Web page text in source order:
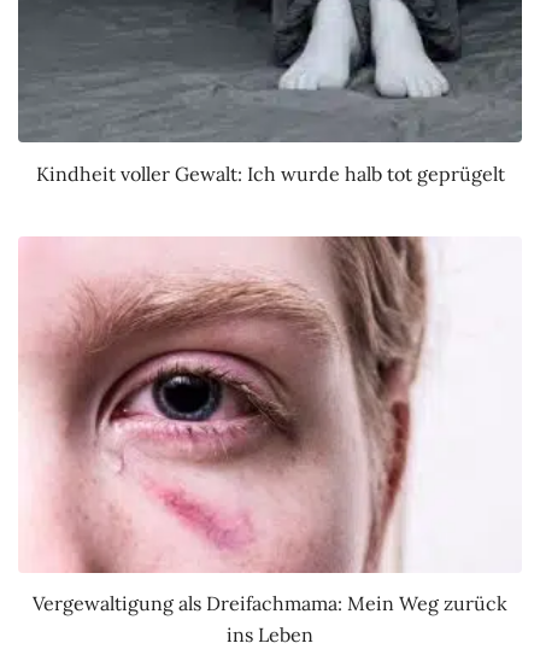
Kindheit voller Gewalt: Ich wurde halb tot geprügelt
Vergewaltigung als Dreifachmama: Mein Weg zurück
ins Leben